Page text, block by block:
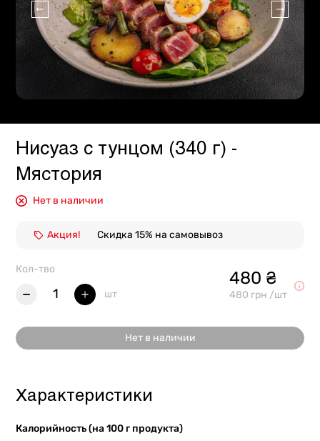
Нисуаз с тунцом (340 г) -
Мястория
Нет в наличии
Акция! Скидка 15% на самовывоз
Кол-тво
1 шт
480 ₴
480 грн /шт
Нет в наличии
Характеристики
Калорийность (на 100 г продукта)